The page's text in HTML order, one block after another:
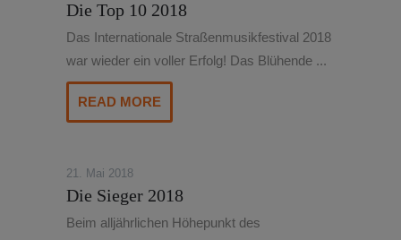
Die Top 10 2018
Das Internationale Straßenmusikfestival 2018
war wieder ein voller Erfolg! Das Blühende ...
READ MORE
21. Mai 2018
Die Sieger 2018
Beim alljährlichen Höhepunkt des